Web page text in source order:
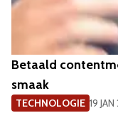
Betaald
smaak
TECHNOLOGIE 19 JAN